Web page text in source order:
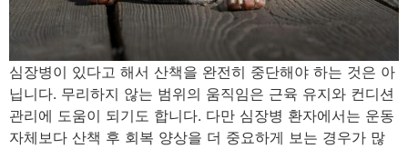
심장병이 있다고 해서 산책을 완전히 중단해야 하는 것은 아
닙니다. 무리하지 않는 범위의 움직임은 근육 유지와 컨디션
관리에 도움이 되기도 합니다. 다만 심장병 환자에서는 운동
자체보다 산책 후 회복 양상을 더 중요하게 보는 경우가 많